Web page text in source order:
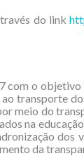
do link
o objetivo
transporte
meio do
na
dos
da